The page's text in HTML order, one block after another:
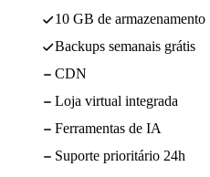
10 GB de armazenamento
Backups semanais grátis
CDN
Loja virtual integrada
Ferramentas de IA
Suporte prioritário 24h